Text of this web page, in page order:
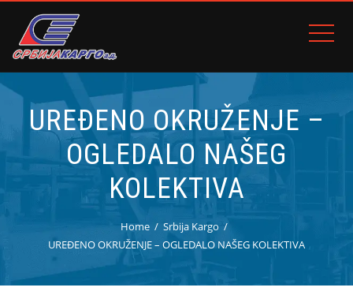
UREĐENO OKRUŽENJE –
OGLEDALO NAŠEG
KOLEKTIVA
Home
Srbija Kargo
UREĐENO OKRUŽENJE – OGLEDALO NAŠEG KOLEKTIVA